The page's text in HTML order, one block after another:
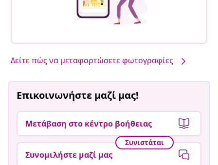
Δείτε πώς να μεταφορτώσετε φωτογραφίες
Επικοινωνήστε μαζί μας!
Μετάβαση στο κέντρο βοήθειας
Συνιστάται
Συνομιλήστε μαζί μας